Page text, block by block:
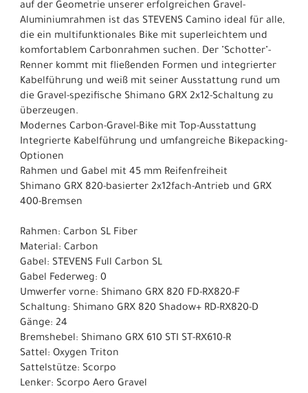
auf der Geometrie unserer erfolgreichen Gravel-
Aluminiumrahmen ist das STEVENS Camino ideal für alle,
die ein multifunktionales Bike mit superleichtem und
komfortablem Carbonrahmen suchen. Der "Schotter"-
Renner kommt mit fließenden Formen und integrierter
Kabelführung und weiß mit seiner Ausstattung rund um
die Gravel-spezifische Shimano GRX 2x12-Schaltung zu
überzeugen.
Modernes Carbon-Gravel-Bike mit Top-Ausstattung
Integrierte Kabelführung und umfangreiche Bikepacking-
Optionen
Rahmen und Gabel mit 45 mm Reifenfreiheit
Shimano GRX 820-basierter 2x12fach-Antrieb und GRX
400-Bremsen
Rahmen: Carbon SL Fiber
Material: Carbon
Gabel: STEVENS Full Carbon SL
Gabel Federweg: 0
Umwerfer vorne: Shimano GRX 820 FD-RX820-F
Schaltung: Shimano GRX 820 Shadow+ RD-RX820-D
Gänge: 24
Bremshebel: Shimano GRX 610 STI ST-RX610-R
Sattel: Oxygen Triton
Sattelstütze: Scorpo
Lenker: Scorpo Aero Gravel